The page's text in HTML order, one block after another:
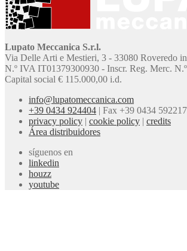
Lupato Meccanica S.r.l.
Via Delle Arti e Mestieri, 3 - 33080 Roveredo
N.º IVA IT01379300930 - Inscr. Reg. Merc.
Capital social € 115.000,00 i.d.
info@lupatomeccanica.com
+39 0434 924404 | Fax +39 0434 592217
privacy policy | cookie policy | credits
Área distribuidores
síguenos en
linkedin
houzz
youtube